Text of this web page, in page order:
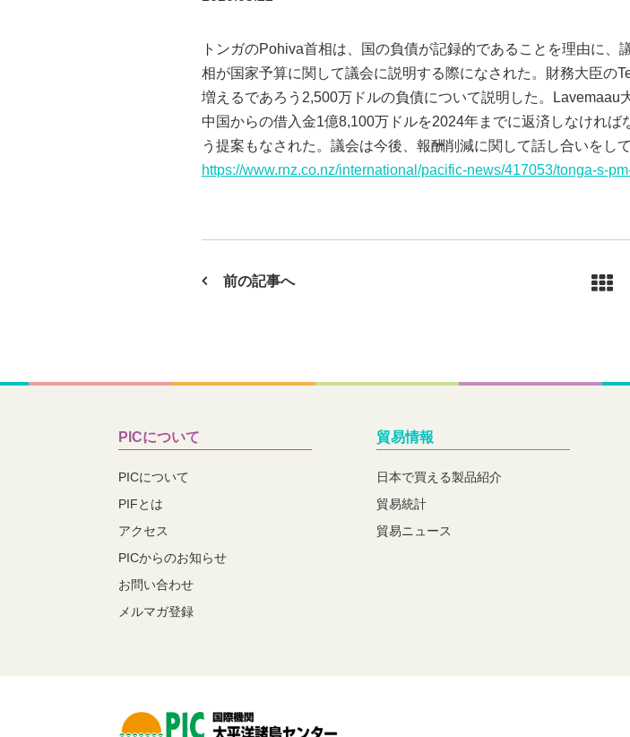
トンガのPohiva首相は、国の負債が記録的であることを理由に
相が国家予算に関して議会に説明する際になされた。財務大臣の
増えるであろう2,500万ドルの負債について説明した。Lavemaau
中国からの借入金1億8,100万ドルを2024年までに返済しなけれ
う提案もなされた。議会は今後、報酬削減に関して話し合いをし
https://www.rnz.co.nz/international/pacific-news/417053/tonga-s-
前の記事へ
PICについて
PICについて
PIFとは
アクセス
PICからのお知らせ
お問い合わせ
メルマガ登録
貿易情報
日本で買える製品紹介
貿易統計
貿易ニュース